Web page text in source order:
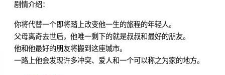
剧情介绍：
你将代替一个即将踏上改变他一生的旅程的年轻人。
父母离奇去世后，他唯一剩下的就是叔叔和最好的朋友。
他和他最好的朋友将搬到这座城市。
一路上他会发现许多冲突、爱人和一个可以称之为家的地方。